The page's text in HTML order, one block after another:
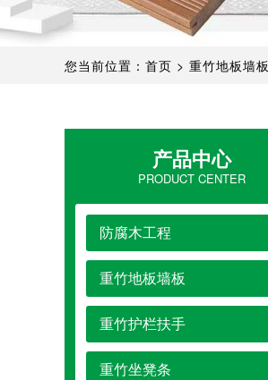
您当前位置： 首页 > 重竹地板墙板
产品中心
PRODUCT CENTER
防腐木工程
重竹地板墙板
重竹护栏扶手
重竹坐凳条